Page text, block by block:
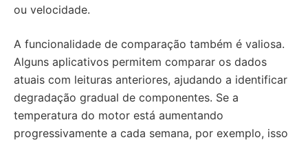
ou velocidade.
A funcionalidade de comparação também é valiosa.
Alguns aplicativos permitem comparar os dados
atuais com leituras anteriores, ajudando a identificar
degradação gradual de componentes. Se a
temperatura do motor está aumentando
progressivamente a cada semana, por exemplo, isso